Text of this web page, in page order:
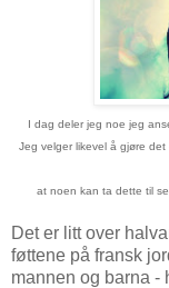
I dag deler jeg noe jeg
Jeg velger likevel å gjøre
at noen kan ta dette til
Det er litt over
føttene på fransk
mannen og barna -